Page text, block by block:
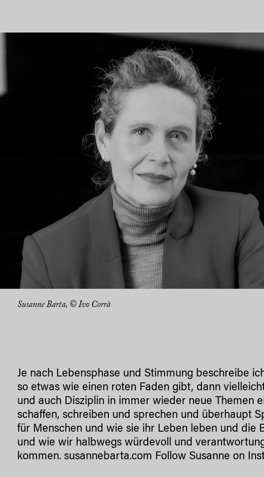
Susanne Barta, © Ivo Corrà
Je nach Lebensphase und Stimmung beschreibe
so etwas wie einen roten Faden gibt, dann
und auch Disziplin in immer wieder neue Themen
schaffen, schreiben und sprechen und überhaupt
für Menschen und wie sie ihr Leben leben und die
und wie wir halbwegs würdevoll und
kommen. susannebarta.com Follow Susanne on